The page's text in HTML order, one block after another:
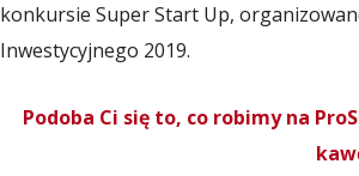
konkursie Super Start Up,
Inwestycyjnego 2019.
Podoba Ci się to, co robimy na